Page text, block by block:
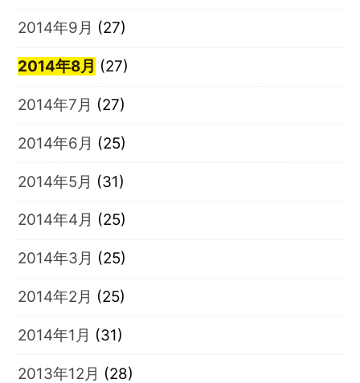
2014年9月 (27)
2014年8月 (27)
2014年7月 (27)
2014年6月 (25)
2014年5月 (31)
2014年4月 (25)
2014年3月 (25)
2014年2月 (25)
2014年1月 (31)
2013年12月 (28)